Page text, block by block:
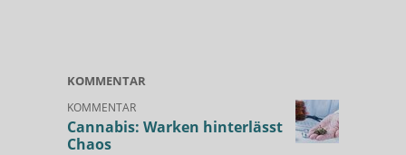
KOMMENTAR
KOMMENTAR
Cannabis: Warken hinterlässt
Chaos